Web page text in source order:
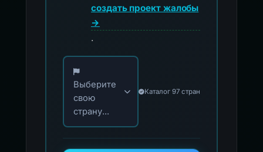
создать проект жалобы
→
.
Выберите свою страну для официальных
Выберите
свою
страну...
Каталог 97 стран